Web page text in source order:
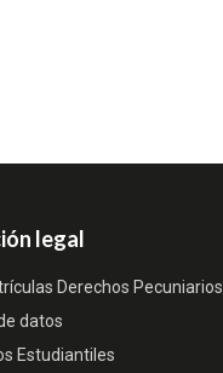
legal
Derechos Pecuniarios
datos
Estudiantiles